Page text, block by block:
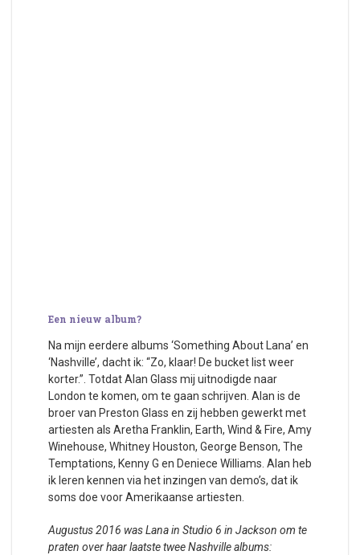
Een nieuw album?
Na mijn eerdere albums ‘Something About Lana’ en
‘Nashville’, dacht ik: “Zo, klaar! De bucket list weer
korter.”. Totdat Alan Glass mij uitnodigde naar
London te komen, om te gaan schrijven. Alan is de
broer van Preston Glass en zij hebben gewerkt met
artiesten als Aretha Franklin, Earth, Wind & Fire, Amy
Winehouse, Whitney Houston, George Benson, The
Temptations, Kenny G en Deniece Williams. Alan heb
ik leren kennen via het inzingen van demo’s, dat ik
soms doe voor Amerikaanse artiesten.
Augustus 2016 was Lana in Studio 6 in Jackson om te
praten over haar laatste twee Nashville albums: